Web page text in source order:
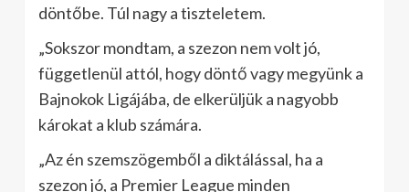
döntőbe. Túl nagy a tiszteletem.
„Sokszor mondtam, a szezon nem volt jó,
függetlenül attól, hogy döntő vagy megyünk a
Bajnokok Ligájába, de elkerüljük a nagyobb
károkat a klub számára.
„Az én szemszögemből a diktálással, ha a
szezon jó, a Premier League minden